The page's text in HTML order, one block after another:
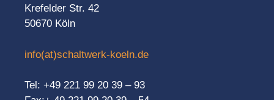
Krefelder Str. 42
50670 Köln
info(at)schaltwerk-koeln.de
Tel: +49 221 99 20 39 – 93